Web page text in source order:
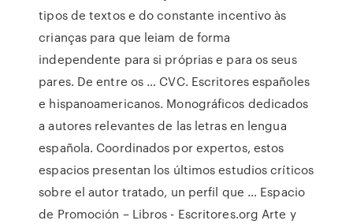
tipos de textos e do constante incentivo às
crianças para que leiam de forma
independente para si próprias e para os seus
pares. De entre os … CVC. Escritores españoles
e hispanoamericanos. Monográficos dedicados
a autores relevantes de las letras en lengua
española. Coordinados por expertos, estos
espacios presentan los últimos estudios críticos
sobre el autor tratado, un perfil que … Espacio
de Promoción – Libros - Escritores.org Arte y